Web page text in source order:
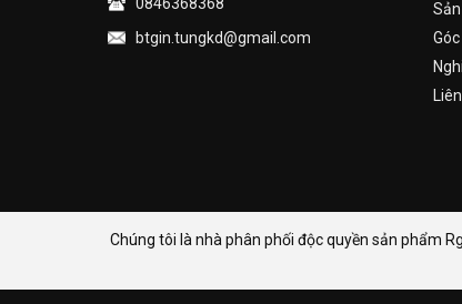
btgin.tungkd@gmail.com
Chúng tôi là nhà phân phối độc quyền sản phẩm